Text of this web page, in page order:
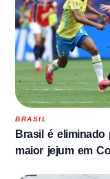
BRASIL
Brasil é eliminado
maior jejum em